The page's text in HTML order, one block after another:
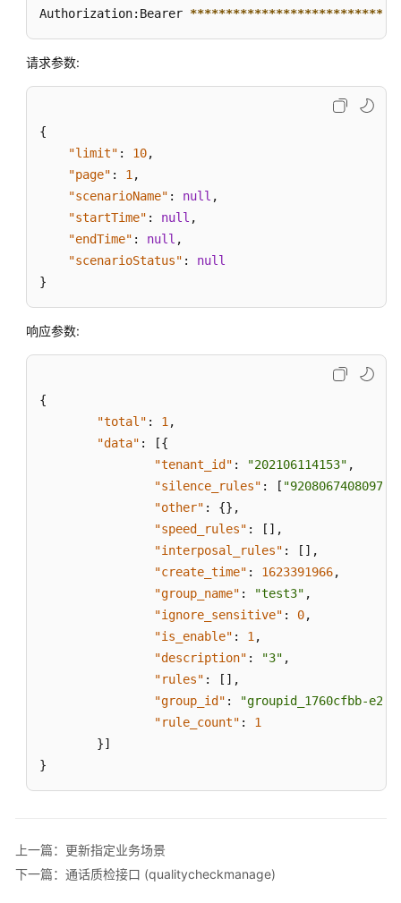
口
(conversationspecific)
句
子、
敏
(conversationrules)
接
口
Authorization:Bearer ****************************
请求参数:
{
"limit" : 10,
"page" : 1 ,
"scenarioName" : null ,
"startTime" : null ,
"endTime" : null ,
"scenarioStatus" :
null
}
响应参数:
{
"total" : 1 ,
"data" : [{
"tenant_id" : "202106114153" ,
"silence_rules" : [
"other" : {} ,
"speed_rules" : [ ] ,
"interposal_rules" : [ ] ,
"create_time" : 1623391966,
"group_name" : "test3" ,
"ignore_sensitive" : 0,
"is_enable" : 1 ,
"description" : "3" ,
"rules" : [ ] ,
"group_id" :
"groupid_1760cfbb-
"rule_count" :
1
}]
}
上一篇：更新指定业务场景
下一篇：通话质检接口 (qualitycheckmanage)